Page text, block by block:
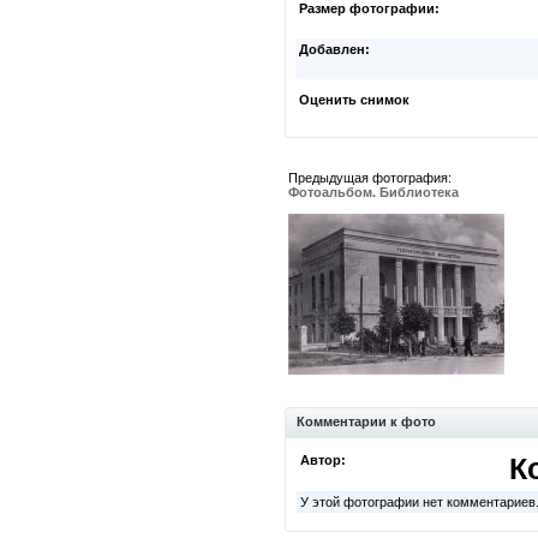
Размер фотографии:
Добавлен:
Оценить снимок
Предыдущая фотография:
Фотоальбом. Библиотека
Комментарии к фото
Автор:
У этой фотографии нет комментариев.